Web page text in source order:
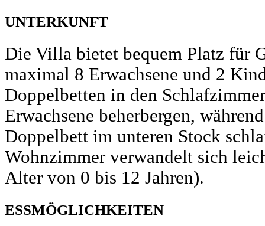
UNTERKUNFT
Die Villa bietet bequem Platz für
maximal 8 Erwachsene und 2
Doppelbetten in den
Erwachsene beherbergen,
Doppelbett im unteren Stock
Wohnzimmer verwandelt sich
Alter von 0 bis 12 Jahren).
ESSMÖGLICHKEITEN